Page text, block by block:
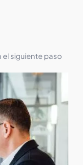
el siguiente paso